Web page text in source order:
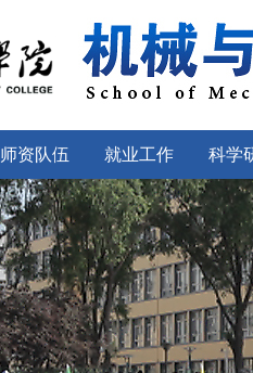
师资队伍 就业工作 科学